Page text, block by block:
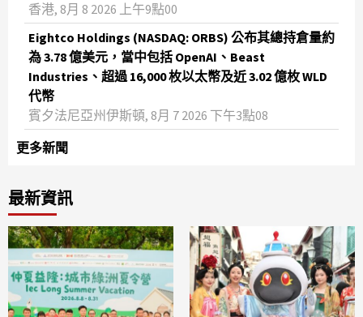
香港, 8月 8 2026 上午9點00
Eightco Holdings (NASDAQ: ORBS) 公布其總持倉量約
為 3.78 億美元，當中包括 OpenAI、Beast
Industries、超過 16,000 枚以太幣及近 3.02 億枚 WLD
代幣
賓夕法尼亞州伊斯頓, 8月 7 2026 下午3點08
更多新聞
最新資訊